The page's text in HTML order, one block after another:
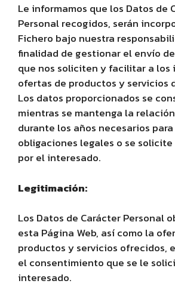
Le informamos que los Datos de
Personal recogidos, serán
Fichero bajo nuestra
finalidad de gestionar el envío
que nos soliciten y facilitar a los
ofertas de productos y servicios
Los datos proporcionados se
mientras se mantenga la
durante los años necesarios
obligaciones legales o se
por el interesado.
Legitimación:
Los Datos de Carácter Personal
esta Página Web, así como la
productos y servicios ofrecidos,
el consentimiento que se le
interesado.